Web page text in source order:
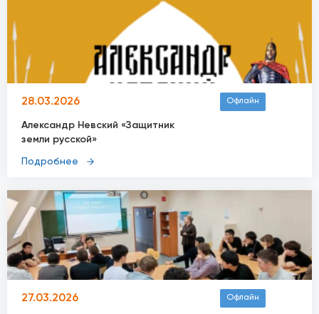
28.03.2026 Офлайн
Александр Невский «Защитник
земли русской»
Подробнее
27.03.2026 Офлайн